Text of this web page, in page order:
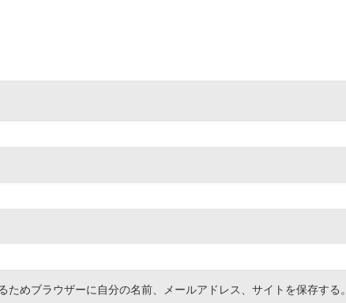
ためブラウザーに自分の名前、メールアドレス、サイトを保存する。